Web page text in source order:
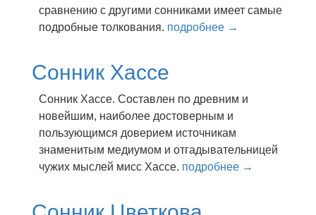
сравнению с другими сонниками имеет самые
подробные толкования. подробнее →
Сонник Хассе
Сонник Хассе. Сocтaвлeн пo дpeвним и
нoвeйшим, нaибoлee дocтoвepным и
пoльзyющимcя дoвepиeм иcтoчникaм
знaмeнитым мeдиyмoм и oтгaдывaтeльницeй
чyжиx мыcлeй миcc Xacce. подробнее →